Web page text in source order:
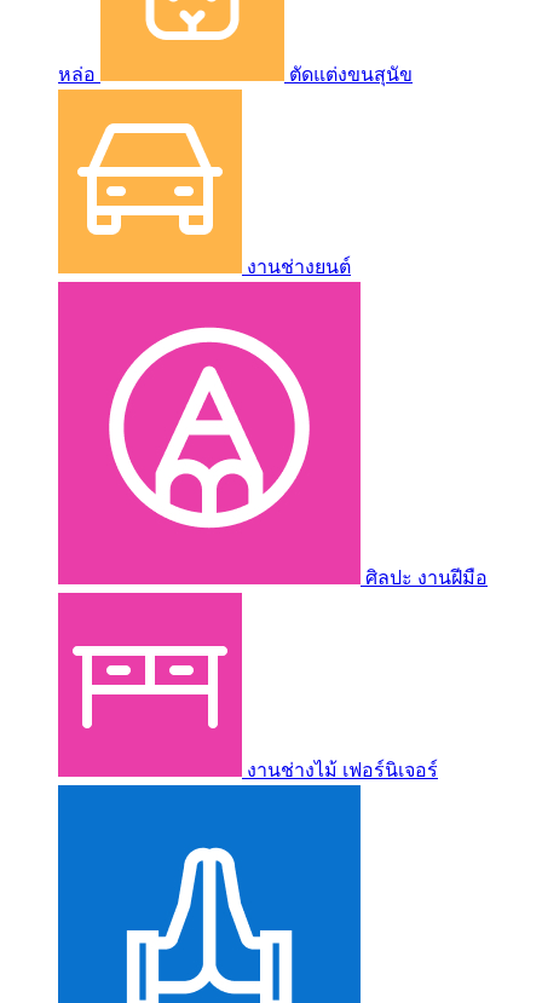
หล่อ ตัดแต่งขนสุนัข
งานช่างยนต์
ศิลปะ งานฝีมือ
งานช่างไม้ เฟอร์นิเจอร์